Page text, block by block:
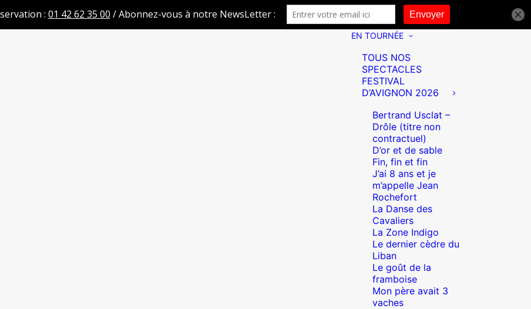
EN TOURNÉE
TOUS NOS
SPECTACLES
FESTIVAL
D’AVIGNON 2026
Bertrand Usclat –
Drôle (titre non
contractuel)
D’or et de sable
Fin, fin et fin
J’ai 8 ans et je
m’appelle Jean
Rochefort
La Danse des
Cavaliers
La Zone Indigo
Le dernier cèdre du
Liban
Le goût de la
framboise
Mon père avait 3
vaches